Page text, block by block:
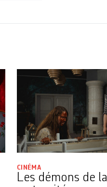
CINÉMA
Les démons de la